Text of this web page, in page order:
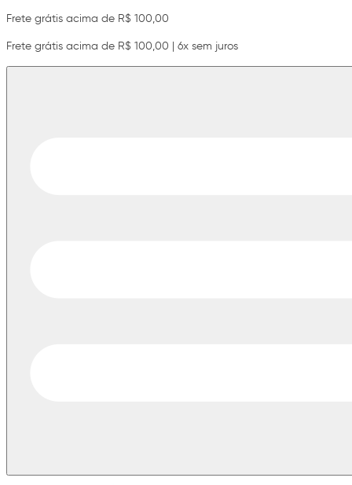
Frete grátis acima de R$ 100,00
Frete grátis acima de R$ 100,00 | 6x sem juros